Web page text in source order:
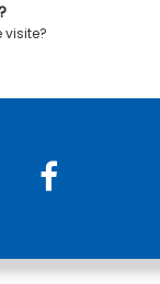
visite?